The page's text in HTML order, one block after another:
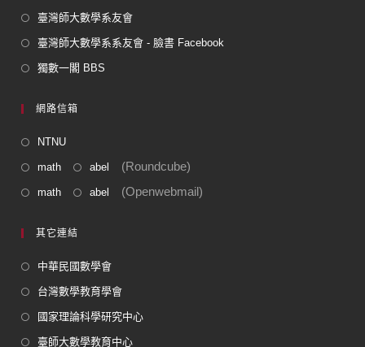
臺灣師大數學系友會
臺灣師大數學系系友會 - 臉書 Facebook
獨數一閣 BBS
網路信箱
NTNU
math abel (Roundcube)
math abel (Openwebmail)
其它連結
中華民國數學會
台灣數學教育學會
國家理論科學研究中心
臺師大數學教育中心